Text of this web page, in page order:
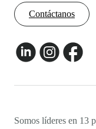
Contáctanos
Somos líderes en 13